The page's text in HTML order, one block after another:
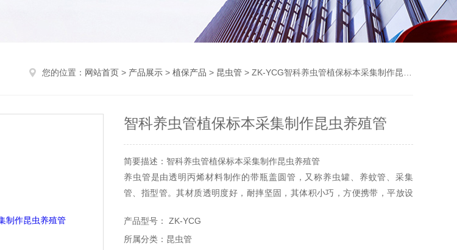
您的位置： 网站首页 > 产品展示 > 植保产品 > 昆虫管 > ZK-YCG智科养虫管植保标本采集制作昆虫养殖管
智科养虫管植保标本采集制作昆虫养殖管
简要描述：智科养虫管植保标本采集制作昆虫养殖管
养虫管是由透明丙烯材料制作的带瓶盖圆管，又称养虫罐、养蚊管、采集
管、指型管。其材质透明度好，耐摔坚固，其体积小巧，方便携带，平放设
存和昆虫动态习性观察，瓶盖开有透气孔保证其中昆虫成活，因此也可用于
微小型昆虫饲养。
产品型号： ZK-YCG
所属分类：昆虫管